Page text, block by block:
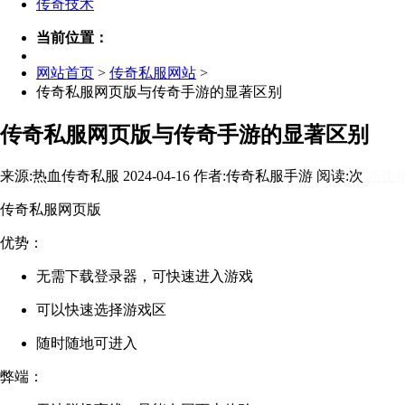
传奇技术
当前位置：
网站首页 > 传奇私服网站 >
传奇私服网页版与传奇手游的显著区别
传奇私服网页版与传奇手游的显著区别
来源:热血传奇私服 2024-04-16 作者:传奇私服手游 阅读:次
传奇私服网页版
优势：
无需下载登录器，可快速进入游戏
可以快速选择游戏区
随时随地可进入
弊端：